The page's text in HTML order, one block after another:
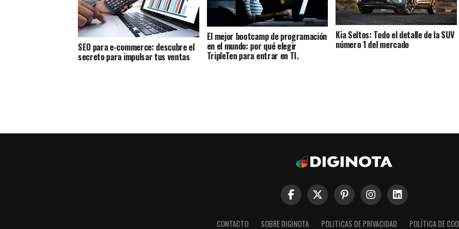
SEO para e-commerce: descubre el
secreto para impulsar tus ventas
El mejor bootcamp de programación
en el mundo: por qué elegir
TripleTen para entrar en TI.
Kia Seltos: Todo el detalle de la SUV
número 1 del mercado
CONTACTO SOBRE DIGINOTA POLITICAS DE PRIVACIDAD POLÍTICA DE